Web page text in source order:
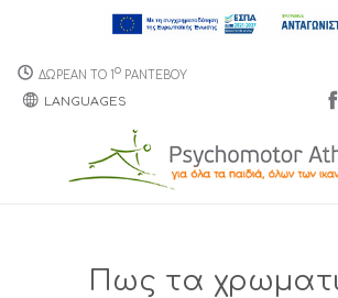
ΔΩΡΕΑΝ ΤΟ 1o ΡΑΝΤΕΒΟΥ
LANGUAGES
Πως τα